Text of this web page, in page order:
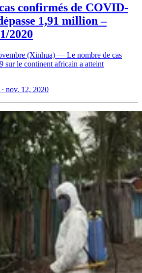
confirmés de COVID-
1,91 million –
2020
(Xinhua) — Le nombre de cas
sur le continent africain a atteint
· nov. 12, 2020